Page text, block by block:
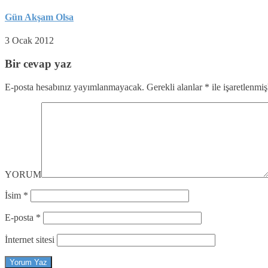
Gün Akşam Olsa
3 Ocak 2012
Bir cevap yaz
E-posta hesabınız yayımlanmayacak. Gerekli alanlar * ile
YORUM
İsim *
E-posta *
İnternet sitesi